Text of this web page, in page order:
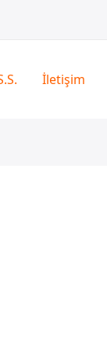
İletişim